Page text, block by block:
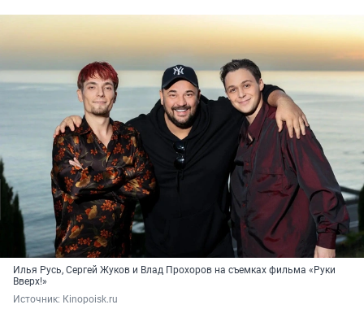
Илья Русь, Сергей Жуков и Влад Прохоров на съемках фильма «Руки
Вверх!»
Источник: Кinopoisk.ru